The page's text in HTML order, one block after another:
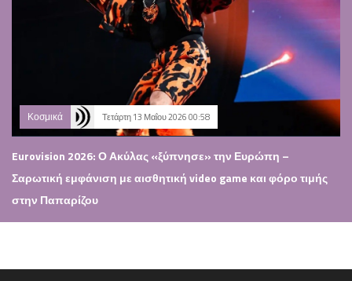
Κοσμικά Τετάρτη 13 Μαΐου 2026 00:58
Eurovision 2026: Ο Ακύλας «ξύπνησε» την Ευρώπη –
Σαρωτική εμφάνιση με αισθητική video game και φόρο τιμής
στην Παπαρίζου